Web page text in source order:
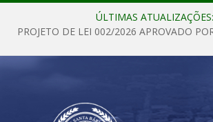
ÚLTIMAS ATUALIZAÇÕES: